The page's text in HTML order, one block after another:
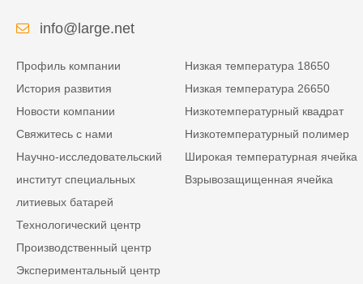
info@large.net
Профиль компании
История развития
Новости компании
Свяжитесь с нами
Научно-исследовательский
институт специальных
литиевых батарей
Технологический центр
Производственный центр
Экспериментальный центр
Низкая температура 18650
Низкая температура 26650
Низкотемпературный квадрат
Низкотемпературный полимер
Широкая температурная ячейка
Взрывозащищенная ячейка